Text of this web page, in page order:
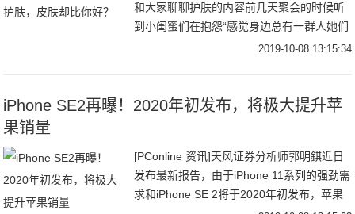
和大家聊聊护肤的内容前几天聚会的时候听
到小闺蜜们在抱怨“感觉身边总有一群人她们
从来不护肤然而...皮肤却比自己好！多！
2019-10-08 13:15:34
iPhone SE2再曝！2020年初发布，将极大提升苹
果销量
[PConline 资讯]天风证券分析师郭明錤近日
发布最新报告，由于iPhone 11系列的强劲需
求和iPhone SE 2将于2020年初发布，苹果